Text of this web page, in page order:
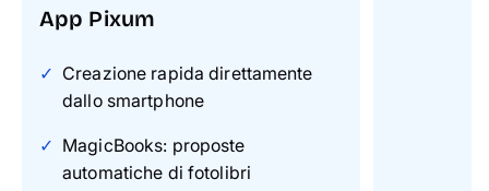
App Pixum
Creazione rapida direttamente
dallo smartphone
MagicBooks: proposte
automatiche di fotolibri